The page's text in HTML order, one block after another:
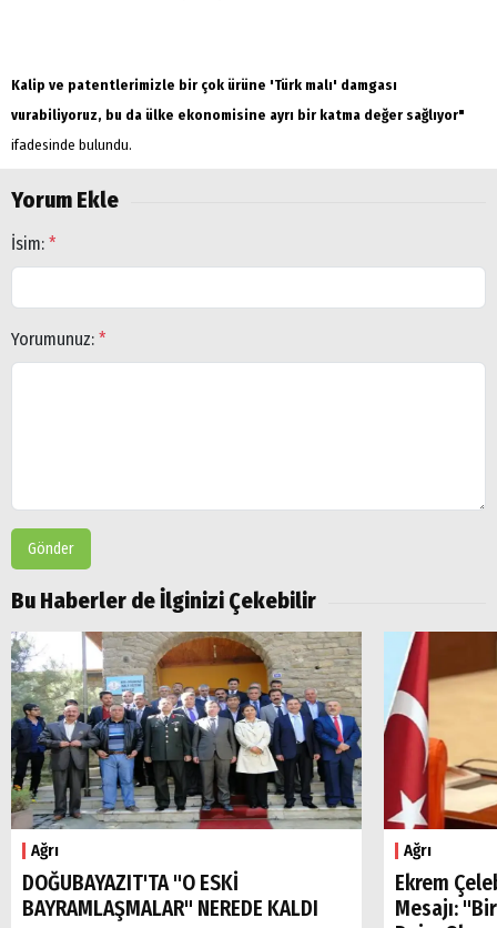
Kalip ve patentlerimizle bir çok ürüne 'Türk malı' damgası
vurabiliyoruz, bu da ülke ekonomisine ayrı bir katma değer sağlıyor"
ifadesinde bulundu.
Yorum Ekle
İsim: *
Yorumunuz: *
Gönder
Bu Haberler de İlginizi Çekebilir
Ağrı
DOĞUBAYAZIT'TA "O ESKİ
BAYRAMLAŞMALAR" NEREDE KALDI
Ağrı
Ekrem
Mesajı: